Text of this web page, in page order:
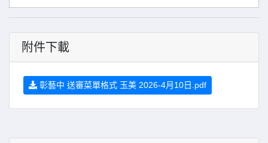
附件下載
彰藝中 送審菜單格式 玉美 2026-4月10日.pdf